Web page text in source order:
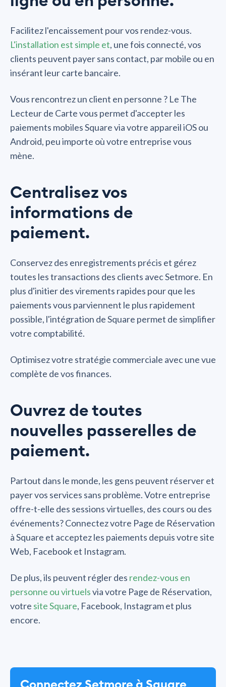
Facilitez l'encaissement pour vos rendez-vous.
L'installation est simple et, une fois connecté, vos
clients peuvent payer sans contact, par mobile ou en
insérant leur carte bancaire.
Vous rencontrez un client en personne ? Le The
Lecteur de Carte vous permet d'accepter les
paiements mobiles Square via votre appareil iOS ou
Android, peu importe où votre entreprise vous
mène.
Centralisez vos
informations de
paiement.
Conservez des enregistrements précis et gérez
toutes les transactions des clients avec Setmore. En
plus d'initier des virements rapides pour que les
paiements vous parviennent le plus rapidement
possible, l'intégration de Square permet de simplifier
votre comptabilité.
Optimisez votre stratégie commerciale avec une vue
complète de vos finances.
Ouvrez de toutes
nouvelles passerelles de
paiement.
Partout dans le monde, les gens peuvent réserver et
payer vos services sans problème. Votre entreprise
offre-t-elle des sessions virtuelles, des cours ou des
événements? Connectez votre Page de Réservation
à Square et acceptez les paiements depuis votre site
Web, Facebook et Instagram.
De plus, ils peuvent régler des rendez-vous en
personne ou virtuelsvia votre Page de Réservation,
votre site Square, Facebook, Instagram et plus
encore.